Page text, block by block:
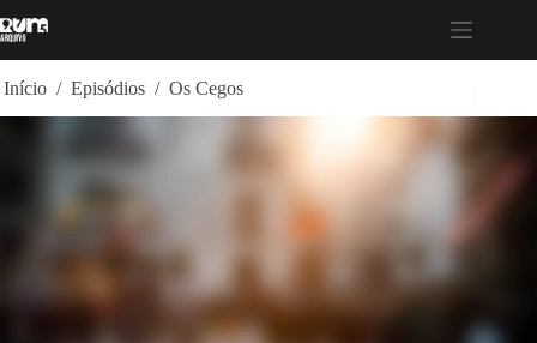
para
Início / Episódios / Os Cegos